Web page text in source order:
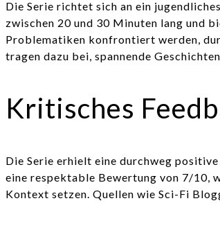
Die Serie richtet sich an ein
zwischen 20 und 30 Minuten lang und
Problematiken konfrontiert werden,
tragen dazu bei, spannende
Kritisches
Die Serie erhielt eine durchweg
eine respektable Bewertung von 7/10,
Kontext setzen. Quellen wie Sci-Fi